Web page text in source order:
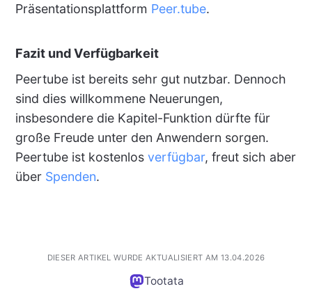
Präsentationsplattform Peer.tube.
Fazit und Verfügbarkeit
Peertube ist bereits sehr gut nutzbar. Dennoch
sind dies willkommene Neuerungen,
insbesondere die Kapitel-Funktion dürfte für
große Freude unter den Anwendern sorgen.
Peertube ist kostenlos verfügbar, freut sich aber
über Spenden.
DIESER ARTIKEL WURDE AKTUALISIERT AM 13.04.2026
Tootata